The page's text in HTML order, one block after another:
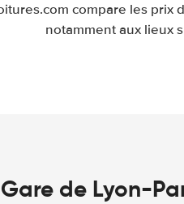
compare les prix
notamment aux lieux
de Lyon-